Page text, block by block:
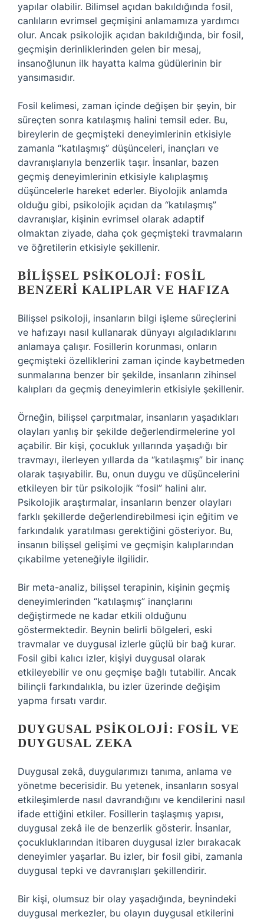
yapılar olabilir. Bilimsel açıdan bakıldığında fosil,
canlıların evrimsel geçmişini anlamamıza yardımcı
olur. Ancak psikolojik açıdan bakıldığında, bir fosil,
geçmişin derinliklerinden gelen bir mesaj,
insanoğlunun ilk hayatta kalma güdülerinin bir
yansımasıdır.
Fosil kelimesi, zaman içinde değişen bir şeyin, bir
süreçten sonra katılaşmış halini temsil eder. Bu,
bireylerin de geçmişteki deneyimlerinin etkisiyle
zamanla “katılaşmış” düşünceleri, inançları ve
davranışlarıyla benzerlik taşır. İnsanlar, bazen
geçmiş deneyimlerinin etkisiyle kalıplaşmış
düşüncelerle hareket ederler. Biyolojik anlamda
olduğu gibi, psikolojik açıdan da “katılaşmış”
davranışlar, kişinin evrimsel olarak adaptif
olmaktan ziyade, daha çok geçmişteki travmaların
ve öğretilerin etkisiyle şekillenir.
BILIŞSEL PSIKOLOJI: FOSIL
BENZERI KALIPLAR VE HAFIZA
Bilişsel psikoloji, insanların bilgi işleme süreçlerini
ve hafızayı nasıl kullanarak dünyayı algıladıklarını
anlamaya çalışır. Fosillerin korunması, onların
geçmişteki özelliklerini zaman içinde kaybetmeden
sunmalarına benzer bir şekilde, insanların zihinsel
kalıpları da geçmiş deneyimlerin etkisiyle şekillenir.
Örneğin, bilişsel çarpıtmalar, insanların yaşadıkları
olayları yanlış bir şekilde değerlendirmelerine yol
açabilir. Bir kişi, çocukluk yıllarında yaşadığı bir
travmayı, ilerleyen yıllarda da “katılaşmış” bir inanç
olarak taşıyabilir. Bu, onun duygu ve düşüncelerini
etkileyen bir tür psikolojik “fosil” halini alır.
Psikolojik araştırmalar, insanların benzer olayları
farklı şekillerde değerlendirebilmesi için eğitim ve
farkındalık yaratılması gerektiğini gösteriyor. Bu,
insanın bilişsel gelişimi ve geçmişin kalıplarından
çıkabilme yeteneğiyle ilgilidir.
Bir meta-analiz, bilişsel terapinin, kişinin geçmiş
deneyimlerinden “katılaşmış” inançlarını
değiştirmede ne kadar etkili olduğunu
göstermektedir. Beynin belirli bölgeleri, eski
travmalar ve duygusal izlerle güçlü bir bağ kurar.
Fosil gibi kalıcı izler, kişiyi duygusal olarak
etkileyebilir ve onu geçmişe bağlı tutabilir. Ancak
bilinçli farkındalıkla, bu izler üzerinde değişim
yapma fırsatı vardır.
DUYGUSAL PSIKOLOJI: FOSIL VE
DUYGUSAL ZEKA
Duygusal zekâ, duygularımızı tanıma, anlama ve
yönetme becerisidir. Bu yetenek, insanların sosyal
etkileşimlerde nasıl davrandığını ve kendilerini nasıl
ifade ettiğini etkiler. Fosillerin taşlaşmış yapısı,
duygusal zekâ ile de benzerlik gösterir. İnsanlar,
çocukluklarından itibaren duygusal izler bırakacak
deneyimler yaşarlar. Bu izler, bir fosil gibi, zamanla
duygusal tepki ve davranışları şekillendirir.
Bir kişi, olumsuz bir olay yaşadığında, beynindeki
duygusal merkezler, bu olayın duygusal etkilerini